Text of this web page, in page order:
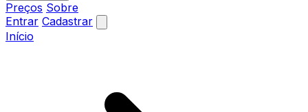
Preços Sobre
Entrar Cadastrar
Início